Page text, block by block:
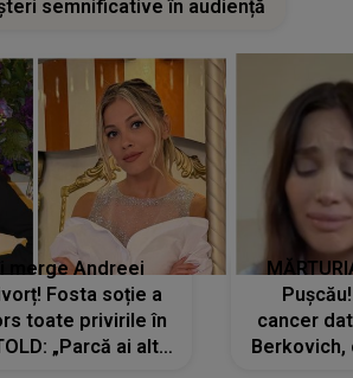
semnificative în audiență
merge Andreei
Fosta soție a
toate privirile în
„Parcă ai altă
cancer
Berkovich,